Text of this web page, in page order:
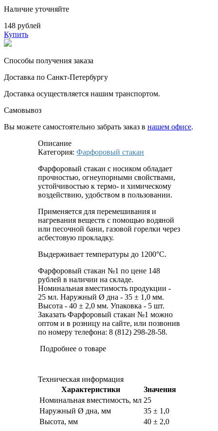
Наличие уточняйте
148 рублей
Купить
Способы получения заказа
Доставка по Санкт-Петербургу
Доставка осуществляется нашим транспортом.
Самовывоз
Вы можете самостоятельно забрать заказ в нашем офисе.
Описание
Категория: Фарфоровый стакан
Фарфоровый стакан с носиком обладает
прочностью, огнеупорными свойствами,
устойчивостью к термо- и химическому
воздействию, удобством в пользовании.
Применяется для перемешивания и
нагревания веществ с помощью водяной
или песочной бани, газовой горелки через
асбестовую прокладку.
Выдерживает температуры до 1200°С.
Фарфоровый стакан №1 по цене 148
рублей в наличии на складе.
Номинальная вместимость продукции -
25 мл. Наружный Ø дна - 35 ± 1,0 мм.
Высота - 40 ± 2,0 мм. Упаковка - 5 шт.
Заказать Фарфоровый стакан №1 можно
оптом и в розницу на сайте, или позвонив
по номеру телефона: 8 (812) 298-28-58.
Подробнее о товаре
Техническая информация
Характеристики
Значения
Номинальная вместимость, мл 25
Наружный Ø дна, мм
35 ± 1,0
Высота, мм
40 ± 2,0